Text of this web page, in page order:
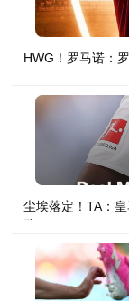
HWG！罗马诺：
欧
尘埃落定！TA：
欧